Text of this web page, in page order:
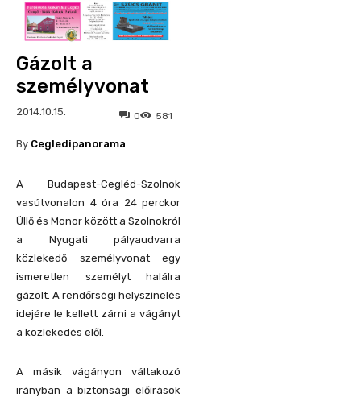
Gázolt a
személyvonat
2014.10.15. 581
0
By Cegledipanorama
A Budapest-Cegléd-Szolnok
vasútvonalon 4 óra 24 perckor
Üllő és Monor között a Szolnokról
a Nyugati pályaudvarra
közlekedő személyvonat egy
ismeretlen személyt halálra
gázolt. A rendőrségi helyszínelés
idejére le kellett zárni a vágányt
a közlekedés elől.
A másik vágányon váltakozó
irányban a biztonsági előírások